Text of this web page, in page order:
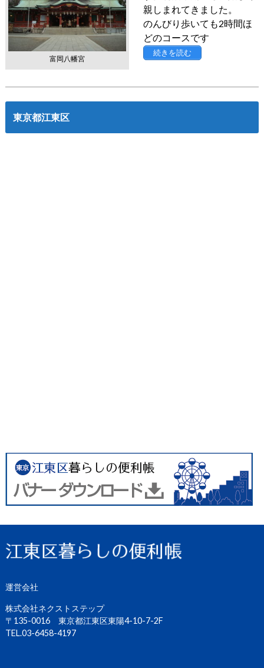
富岡八幡宮
親しまれてきました。
のんびり歩いても2時間ほ
どのコースです
続きを読む
東京都江東区
運営会社
株式会社ネクストステップ
〒135-0016 東京都江東区東陽4-10-7-2F
TEL.03-6458-4197